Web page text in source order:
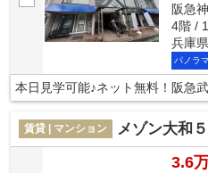
阪急
4階 /
兵庫
パノラマ
本日見学可能♪ネット無料！阪急
賃貸 | マンション メゾン大和
3.6